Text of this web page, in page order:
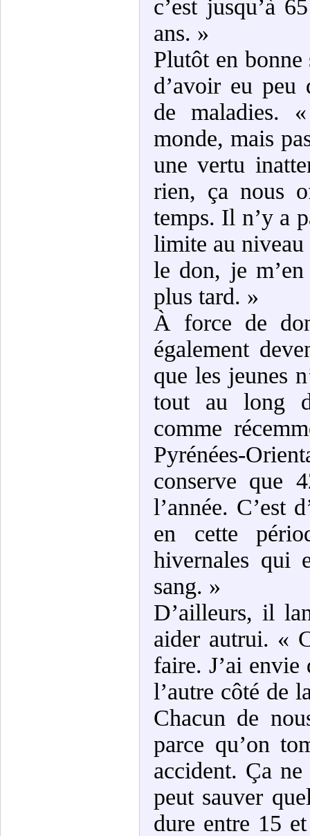
c’est jusqu’à
ans. »
Plutôt en bonne
d’avoir eu peu
de maladies.
monde, mais
une vertu
rien, ça nous
temps. Il n’y a
limite au niveau
le don, je
plus tard. »
À force de
également
que les jeunes
tout au long
comme
Pyrénées-
conserve que
l’année. C’est
en cette
hivernales qui
sang. »
D’ailleurs, il
aider autrui. «
faire. J’ai envie
l’autre côté de
Chacun de
parce qu’on
accident. Ça
peut sauver
dure entre 15